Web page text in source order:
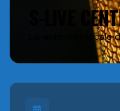
S-LIVE
La webradio